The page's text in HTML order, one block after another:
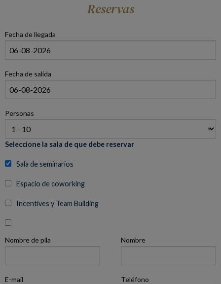
Reservas
Fecha de llegada
Fecha de salida
Personas
Seleccione la sala de que debe reservar
Sala de seminarios
Espacio de coworking
Incentives y Team Building
Nombre de pila Nombre
E-mail Teléfono